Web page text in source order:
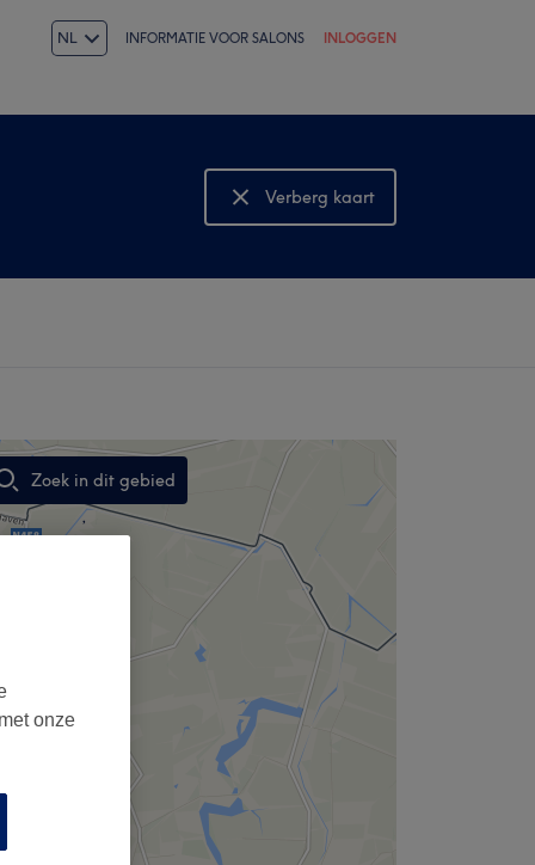
NL INFORMATIE VOOR SALONS INLOGGEN
Verberg kaart
Bekijk kaart
Zoek in dit gebied
,
onze